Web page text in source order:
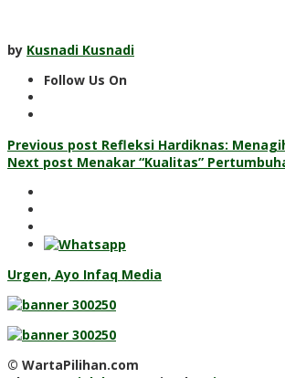
by Kusnadi Kusnadi
Follow Us On
Post
navigation
Previous post Refleksi Hardiknas:
Next post Menakar “Kualitas”
Urgen, Ayo Infaq Media
© WartaPilihan.com